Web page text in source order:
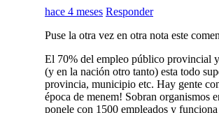
hace 4 meses Responder
Puse la otra vez en otra nota este
El 70% del empleo público provincial
(y en la nación otro tanto) esta todo
provincia, municipio etc. Hay gente
época de menem! Sobran organismos
ponele con 1500 empleados y